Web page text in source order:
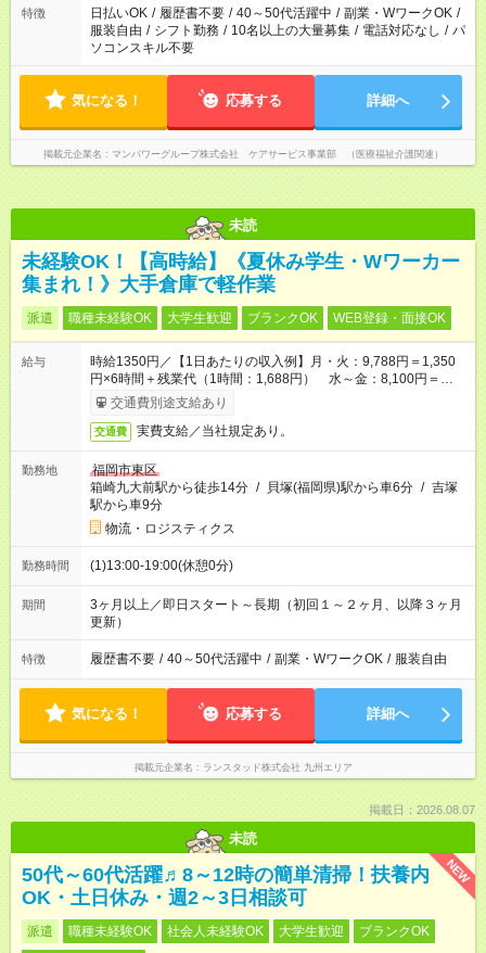
特徴 日払いOK / 履歴書不要 / 40～50代活躍中 / 副業・WワークOK /
服装自由 / シフト勤務 / 10名以上の大量募集 / 電話対応なし / パ
ソコンスキル不要
気になる！ 応募する 詳細へ
掲載元企業名 マンパワーグループ株式会社 ケアサービス事業部 （医療福祉介護関連）
未読
未経験OK！【高時給】《夏休み学生・Wワーカー
集まれ！》大手倉庫で軽作業
派遣 職種未経験OK 大学生歓迎 ブランクOK WEB登録・面接OK
給与
時給1350円／【1日あたりの収入例】月・火：9,788円＝1,350
円×6時間＋残業代（1時間：1,688円） 水～金：8,100円＝
1,350円×6時間
交通費別途支給あり
交通費 実費支給／当社規定あり。
勤務地
福岡市東区
箱崎九大前駅から徒歩14分 / 貝塚(福岡県)駅から車6分 / 吉塚
駅から車9分
物流・ロジスティクス
勤務時間 (1)13:00-19:00(休憩0分)
期間
3ヶ月以上／即日スタート～長期（初回１～２ヶ月、以降３ヶ月
更新）
特徴 履歴書不要 / 40～50代活躍中 / 副業・WワークOK / 服装自由
気になる！ 応募する 詳細へ
掲載元企業名 ランスタッド株式会社 九州エリア
掲載日：2026.08.07
未読
NEW
50代～60代活躍♬8～12時の簡単清掃！扶養内
OK・土日休み・週2～3日相談可
派遣 職種未経験OK 社会人未経験OK 大学生歓迎
ブランクOK